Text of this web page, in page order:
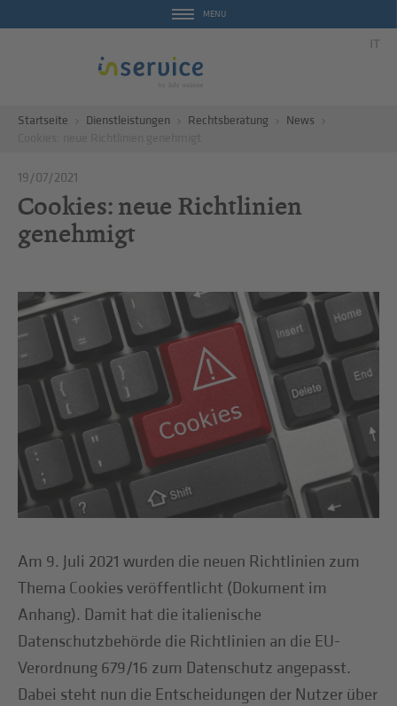
MENU
IT
Startseite Dienstleistungen Rechtsberatung
News
19/07/2021
Cookies: neue Richtlinien
genehmigt
Am 9. Juli 2021 wurden die neuen Richtlinien zum
Thema Cookies veröffentlicht (Dokument im
Anhang). Damit hat die italienische
Datenschutzbehörde die Richtlinien an die EU-
Verordnung 679/16 zum Datenschutz angepasst.
Dabei steht nun die Entscheidungen der Nutzer über